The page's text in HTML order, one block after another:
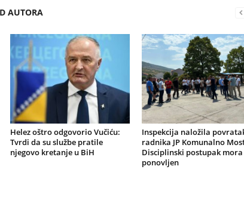
AUTORA
Helez oštro odgovorio Vučiću:
Tvrdi da su službe pratile
njegovo kretanje u BiH
Inspekcija naložila
radnika JP Komunalno
Disciplinski postupak
ponovljen